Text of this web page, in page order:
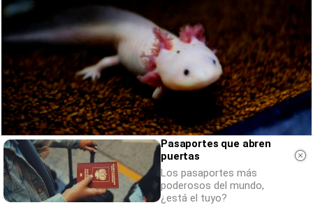
¿Sabías que existen?
Estas criaturas existen y parecen sacadas
de otro planeta
Pasaportes que abren
puertas
Los pasaportes más
poderosos del mundo,
¿está el tuyo?